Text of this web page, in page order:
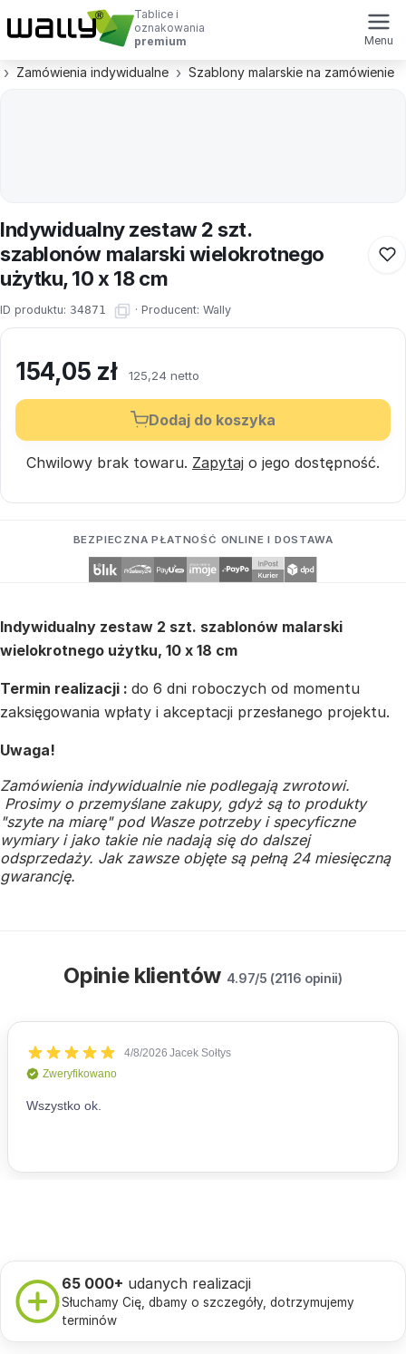
Tablice i
oznakowania
premium
Menu
Zamówienia indywidualne Szablony malarskie na zamówienie
Indywidualny zestaw 2 szt.
szablonów malarski wielokrotnego
użytku, 10 x 18 cm
ID produktu: 34871 · Producent: Wally
154,05 zł 125,24 netto
Dodaj do koszyka
Chwilowy brak towaru. Zapytaj o jego dostępność.
BEZPIECZNA PŁATNOŚĆ ONLINE I DOSTAWA
Indywidualny zestaw 2 szt. szablonów malarski
wielokrotnego użytku, 10 x 18 cm
Termin realizacji : do 6 dni roboczych od momentu
zaksięgowania wpłaty i akceptacji przesłanego projektu.
Uwaga!
Zamówienia indywidualnie nie podlegają zwrotowi.
Prosimy o przemyślane zakupy, gdyż są to produkty
"szyte na miarę" pod Wasze potrzeby i specyficzne
wymiary i jako takie nie nadają się do dalszej
odsprzedaży. Jak zawsze objęte są pełną 24 miesięczną
gwarancję.
Opinie klientów 4.97/5 (2116 opinii)
65 000+ udanych realizacji
Słuchamy Cię, dbamy o szczegóły, dotrzymujemy
terminów